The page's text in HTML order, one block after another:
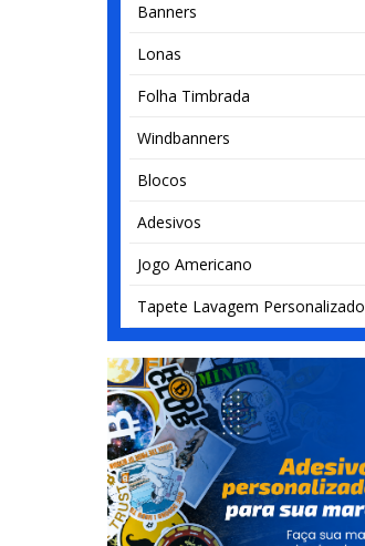
Banners
Lonas
Folha Timbrada
Windbanners
Blocos
Adesivos
Jogo Americano
Tapete Lavagem Personalizado